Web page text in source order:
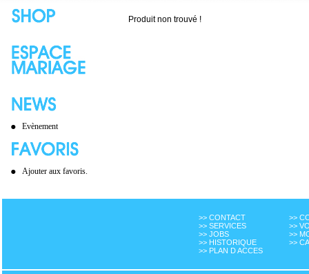
Evènement
Ajouter aux favoris.
Produit non trouvé !
>> CONTACT
>> SERVICES
>> JOBS
>> HISTORIQUE
>> PLAN D ACCES
>>
>>
>>
>>